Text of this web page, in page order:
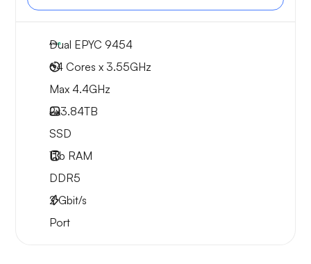
Dual EPYC 9454
64 Cores x 3.55GHz
Max 4.4GHz
2x3.84TB
SSD
1Tb RAM
DDR5
2Gbit/s
Port